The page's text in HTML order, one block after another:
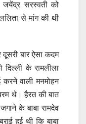
सरस्वती को
से मांग की थी
बार ऐसा कदम
के रामलीला
करने वाली मनमोहन
थे। हैरत की बात
के बाबा रामदेव
हुई थी कि बाबा